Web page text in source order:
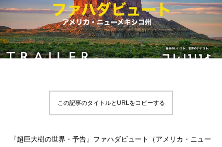
この記事のタイトルとURLをコピーする
『超巨大樹の世界・予告』ファハダビュート（アメリカ・ニュー